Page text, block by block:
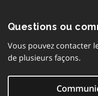
Questions ou
Vous pouvez contacter
de plusieurs façons.